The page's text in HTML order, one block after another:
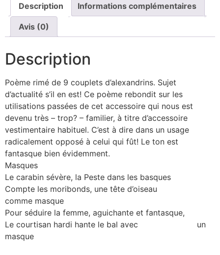
Description Informations complémentaires
Avis (0)
Description
Poème rimé de 9 couplets d’alexandrins. Sujet
d’actualité s’il en est! Ce poème rebondit sur les
utilisations passées de cet accessoire qui nous est
devenu très – trop? – familier, à titre d’accessoire
vestimentaire habituel. C’est à dire dans un usage
radicalement opposé à celui qui fût! Le ton est
fantasque bien évidemment.
Masques
Le carabin sévère, la Peste dans les basques
Compte les moribonds, une tête d’oiseau
comme masque
Pour séduire la femme, aguichante et fantasque,
Le courtisan hardi hante le bal avec un
masque